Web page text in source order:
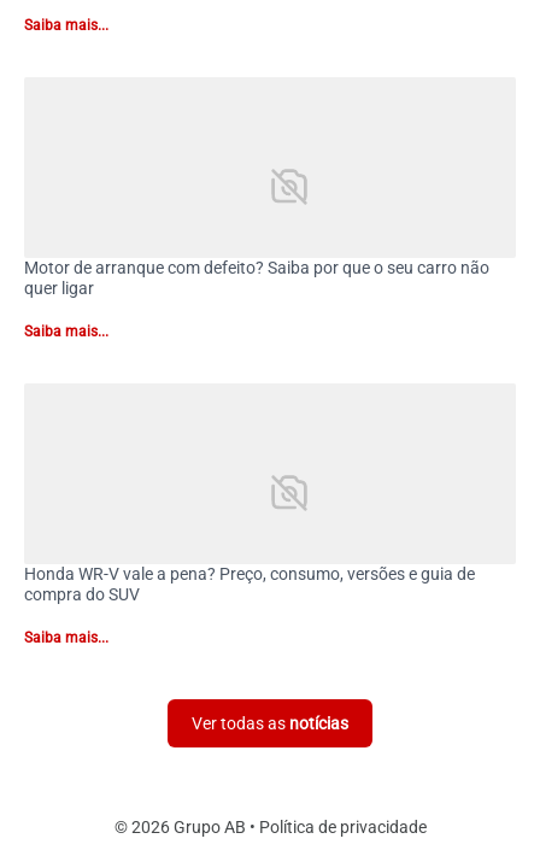
Saiba mais...
Motor de arranque com defeito? Saiba por que o seu carro não
quer ligar
Saiba mais...
Honda WR-V vale a pena? Preço, consumo, versões e guia de
compra do SUV
Saiba mais...
Ver todas as notícias
© 2026 Grupo AB • Política de privacidade